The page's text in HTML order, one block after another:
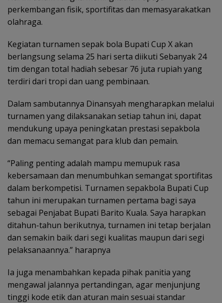
perkembangan fisik, sportifitas dan memasyarakatkan
olahraga.
Kegiatan turnamen sepak bola Bupati Cup X akan
berlangsung selama 25 hari serta diikuti Sebanyak 24
tim dengan total hadiah sebesar 76 juta rupiah yang
terdiri dari tropi dan uang pembinaan.
Dalam sambutannya Dinansyah mengharapkan melalui
turnamen yang dilaksanakan setiap tahun ini, dapat
mendukung upaya peningkatan prestasi sepakbola
dan memacu semangat para klub dan pemain.
“Paling penting adalah mampu memupuk rasa
kebersamaan dan menumbuhkan semangat sportifitas
dalam berkompetisi. Turnamen sepakbola Bupati Cup
tahun ini merupakan turnamen pertama bagi saya
sebagai Penjabat Bupati Barito Kuala. Saya harapkan
ditahun-tahun berikutnya, turnamen ini tetap berjalan
dan semakin baik dari segi kualitas maupun dari segi
pelaksanaannya.” harapnya
Ia juga menambahkan kepada pihak panitia yang
mengawal jalannya pertandingan, agar menjunjung
tinggi kode etik dan aturan main sesuai standar